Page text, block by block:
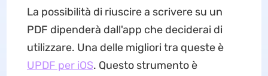
La possibilità di riuscire a scrivere su un
PDF dipenderà dall'app che deciderai di
utilizzare. Una delle migliori tra queste è
UPDF per iOS. Questo strumento è